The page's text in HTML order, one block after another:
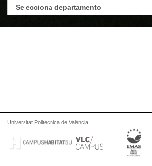
Universitat Politècnica de València